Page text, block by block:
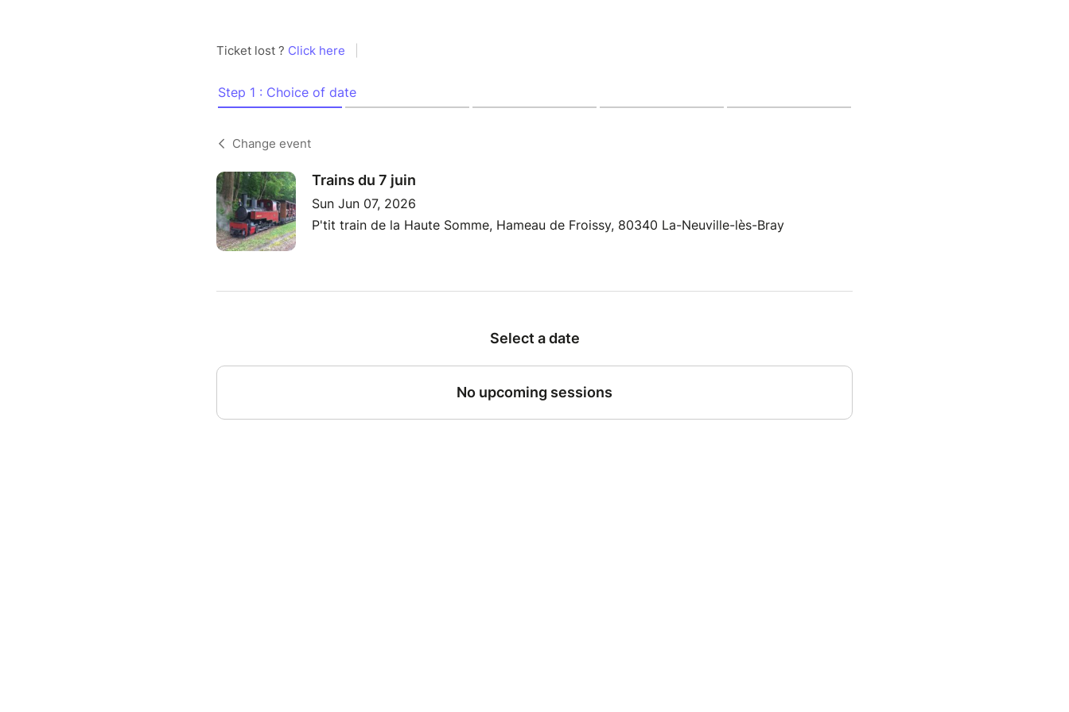
Ticket lost ? Click here
Step 1 : Choice of date
Change event
Trains du 7 juin
Sun Jun 07, 2026
P'tit train de la Haute Somme, Hameau de Froissy, 80340 La-Neuville-lès-Bray
Select a date
No upcoming sessions